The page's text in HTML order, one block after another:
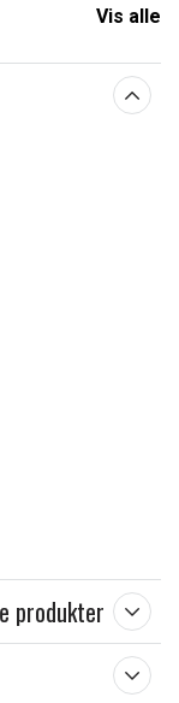
Vis alle
produkter